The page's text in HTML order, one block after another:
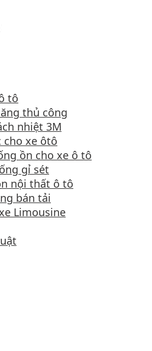
tô
thủ công
nhiệt 3M
cho xe ôtô
ồn cho xe ô tô
gỉ sét
nội thất ô tô
bán tải
Limousine